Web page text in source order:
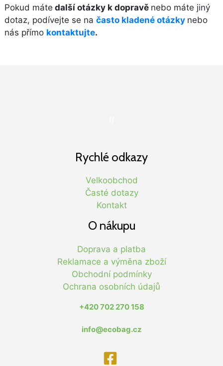
Pokud máte další otázky k dopravě nebo máte jiný
dotaz, podívejte se načasto kladené otázky nebo
nás přímo kontaktujte.
Rychlé odkazy
Velkoobchod
Časté dotazy
Kontakt
O nákupu
Doprava a platba
Reklamace a výměna zboží
Obchodní podmínky
Ochrana osobních údajů
+420 702 270 158
info@ecobag.cz